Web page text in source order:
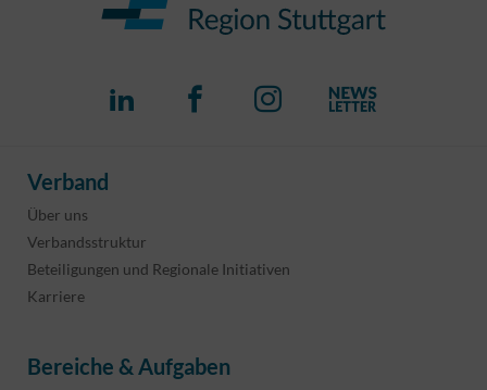
Verband
Über uns
Verbandsstruktur
Beteiligungen und Regionale Initiativen
Karriere
Bereiche & Aufgaben